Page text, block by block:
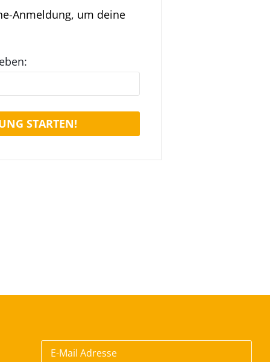
Anmeldung, um deine
STARTEN!